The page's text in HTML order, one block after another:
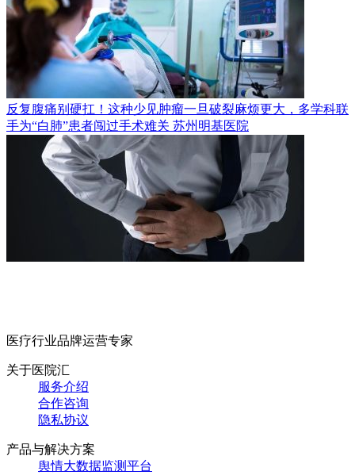
反复腹痛别硬扛！这种少见肿瘤一旦破裂麻烦更大，多学科联
手为“白肺”患者闯过手术难关 苏州明基医院
医疗行业品牌运营专家
关于医院汇
服务介绍
合作咨询
隐私协议
产品与解决方案
舆情大数据监测平台